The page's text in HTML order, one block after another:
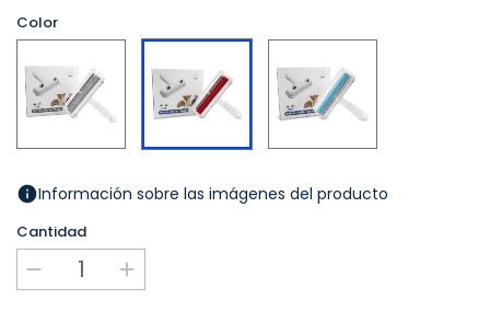
Color
Gris Rojo Azul
Información sobre las imágenes del producto
Cantidad